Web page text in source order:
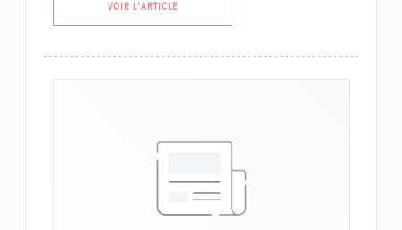
VOIR L'ARTICLE((OUVRE UNE NOUVELLE FENÊTRE))